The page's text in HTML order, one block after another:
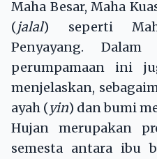
Maha Besar, Maha
(jalal) seperti
Penyayang. Dalam
perumpamaan ini
menjelaskan,
ayah (yin) dan bumi
Hujan merupakan
semesta antara ibu